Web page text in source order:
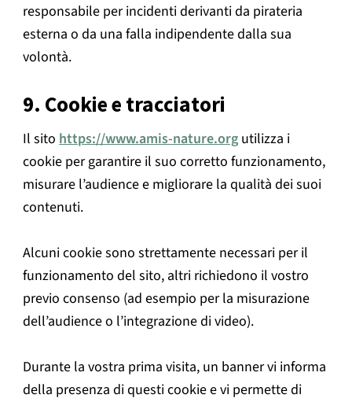
responsabile per incidenti derivanti da pirateria
esterna o da una falla indipendente dalla sua
volontà.
9. Cookie e tracciatori
Il sitohttps://www.amis-nature.org utilizza i
cookie per garantire il suo corretto funzionamento,
misurare l’audience e migliorare la qualità dei suoi
contenuti.
Alcuni cookie sono strettamente necessari per il
funzionamento del sito, altri richiedono il vostro
previo consenso (ad esempio per la misurazione
dell’audience o l’integrazione di video).
Durante la vostra prima visita, un banner vi informa
della presenza di questi cookie e vi permette di